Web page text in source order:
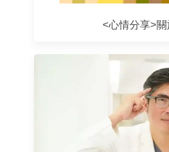
<心情分享>關